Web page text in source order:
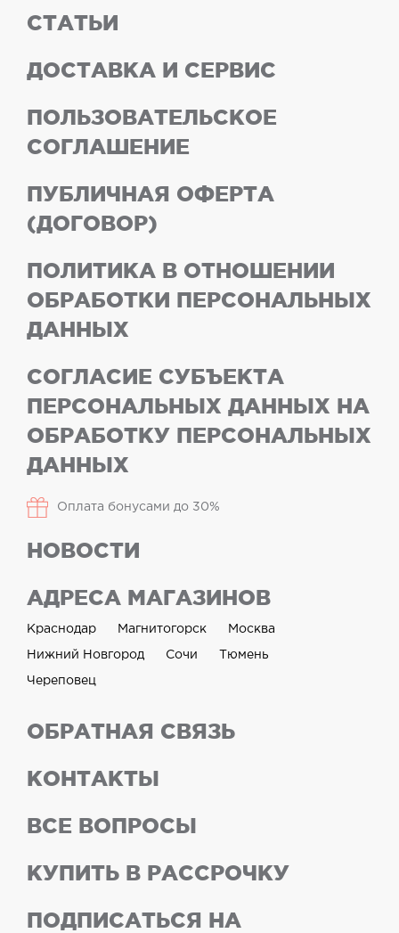
СТАТЬИ
ДОСТАВКА И СЕРВИС
ПОЛЬЗОВАТЕЛЬСКОЕ
СОГЛАШЕНИЕ
ПУБЛИЧНАЯ ОФЕРТА
(ДОГОВОР)
ПОЛИТИКА В ОТНОШЕНИИ
ОБРАБОТКИ ПЕРСОНАЛЬНЫХ
ДАННЫХ
СОГЛАСИЕ СУБЪЕКТА
ПЕРСОНАЛЬНЫХ ДАННЫХ НА
ОБРАБОТКУ ПЕРСОНАЛЬНЫХ
ДАННЫХ
Оплата бонусами до 30%
НОВОСТИ
АДРЕСА МАГАЗИНОВ
Краснодар Магнитогорск Москва
Нижний Новгород Сочи Тюмень
Череповец
ОБРАТНАЯ СВЯЗЬ
КОНТАКТЫ
ВСЕ ВОПРОСЫ
КУПИТЬ В РАССРОЧКУ
ПОДПИСАТЬСЯ НА